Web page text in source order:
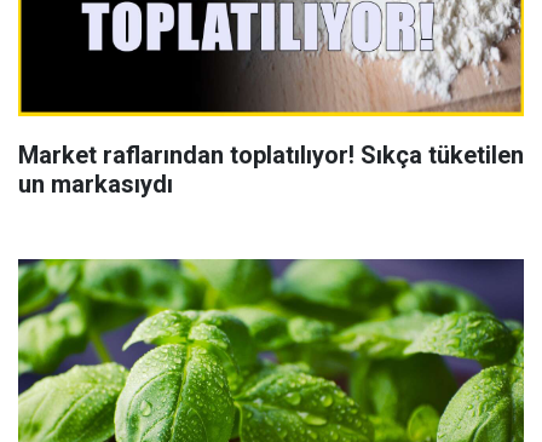
Market raflarından toplatılıyor! Sıkça tüketilen
un markasıydı